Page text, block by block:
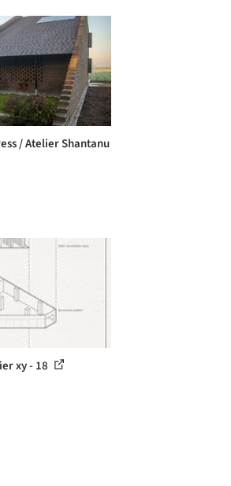
/ Atelier Shantanu
xy - 18